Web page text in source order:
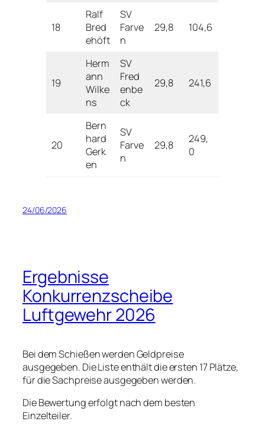
18
Ralf
Bred
ehöft
SV
Farve
n
29,8 104,6
19
Herm
ann
Wilke
ns
SV
Fred
enbe
ck
29,8 241,6
20
Bern
hard
Gerk
en
SV
Farve
n
29,8
249,
0
24/06/2026
Ergebnisse
Konkurrenzscheibe
Luftgewehr 2026
Bei dem Schießen werden Geldpreise
ausgegeben. Die Liste enthält die ersten 17 Plätze,
für die Sachpreise ausgegeben werden.
Die Bewertung erfolgt nach dem besten
Einzelteiler.